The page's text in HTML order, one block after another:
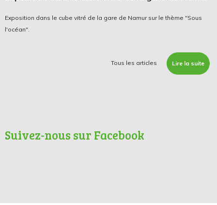
Exposition dans le cube vitré de la gare de Namur sur le thème "Sous
l'océan".
Tous les articles Lire la suite
Suivez-nous sur Facebook